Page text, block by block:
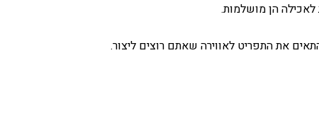
לאכילה הן מושלמות.
את התפריט לאווירה שאתם רוצים ליצור.